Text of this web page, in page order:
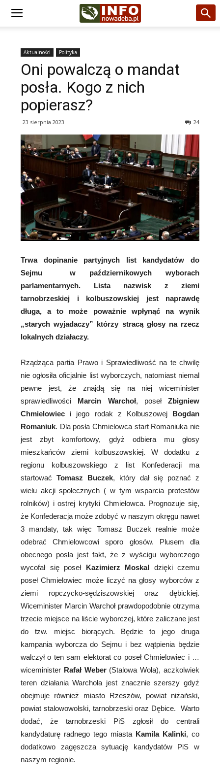
Aktualności Polityka
Oni powalczą o mandat
posła. Kogo z nich
popierasz?
23 sierpnia 2023 24
Trwa dopinanie partyjnych list kandydatów do
Sejmu w październikowych wyborach
parlamentarnych. Lista nazwisk z ziemi
tarnobrzeskiej i kolbuszowskiej jest naprawdę
długa, a to może poważnie wpłynąć na wynik
„starych wyjadaczy” którzy stracą głosy na rzecz
lokalnych działaczy.
Rządząca partia Prawo i Sprawiedliwość na te chwilę
nie ogłosiła oficjalnie list wyborczych, natomiast niemal
pewne jest, że znajdą się na niej wiceminister
sprawiedliwości Marcin Warchoł, posełZbigniew
Chmielowiec i jego rodak z Kolbuszowej Bogdan
Romaniuk. Dla posła Chmielowca start Romaniuka nie
jest zbyt komfortowy, gdyż odbiera mu głosy
mieszkańców ziemi kolbuszowskiej. W dodatku z
regionu kolbuszowskiego z list Konfederacji ma
startować Tomasz Buczek, który dał się poznać z
wielu akcji społecznych ( w tym wsparcia protestów
rolników) i ostrej krytyki Chmielowca. Prognozuje się,
że Konfederacja może zdobyć w naszym okręgu nawet
3 mandaty, tak więc Tomasz Buczek realnie może
odebrać Chmielowcowi sporo głosów. Plusem dla
obecnego posła jest fakt, że z wyścigu wyborczego
wycofał się poseł Kazimierz Moskal dzięki czemu
poseł Chmielowiec może liczyć na głosy wyborców z
ziemi ropczycko-sędziszowskiej oraz dębickiej.
Wiceminister Marcin Warchoł prawdopodobnie otrzyma
trzecie miejsce na liście wyborczej, które zaliczane jest
do tzw. miejsc biorących. Będzie to jego druga
kampania wyborcza do Sejmu i bez wątpienia będzie
walczył o ten sam elektorat co poseł Chmielowiec i …
wiceminister Rafał Weber(Stalowa Wola), aczkolwiek
teren działania Warchoła jest znacznie szerszy gdyż
obejmuje również miasto Rzeszów, powiat niżański,
powiat stalowowolski, tarnobrzeski oraz Dębice. Warto
dodać, że tarnobrzeski PiS zgłosił do centrali
kandydaturę radnego tego miasta Kamila Kalinki, co
dodatkowo zagęszcza sytuację kandydatów PiS w
naszym regionie.